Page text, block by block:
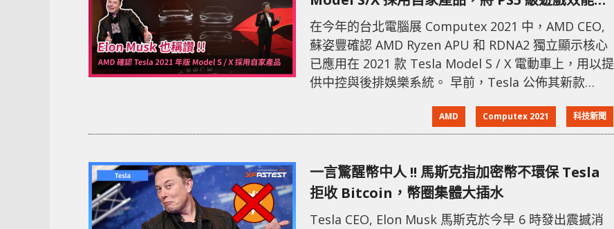
上車
在今年的台北電腦展 Computex 2021 中，AMD CEO,
蘇姿豐確認 AMD Ryzen APU 和 RDNA2 獨立顯示核心
已應用在 2021 款 Tesla Model S / X 電動車上，用以提
供中控與後排娛樂系統。 早前，Tesla 公佈其新款
算力，運行「The Witcher 3」、「Fallout」等 3A 大
作無難度。直到這次 AMD 解禁公開這消息後，Tesla
AMD Computex 2021 科技新聞
一言驚醒幣中人 !! 馬斯克指加密幣不環保 Tesla
拒收 Bitcoin，幣圈集體大插水
Tesla CEO, Elon Musk 馬斯克於今早 6 時發出震撼消